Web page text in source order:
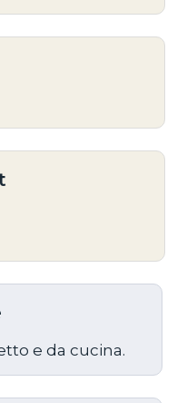
e da cucina.